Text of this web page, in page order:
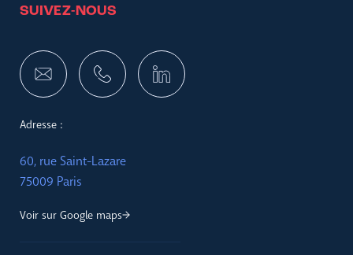
SUIVEZ-NOUS
Adresse :
60, rue Saint-Lazare
75009 Paris
Voir sur Google maps